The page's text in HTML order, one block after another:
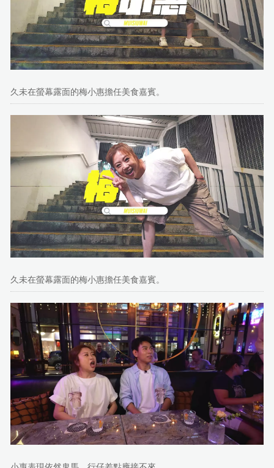
久未在螢幕露面的梅小惠擔任美食嘉賓。
久未在螢幕露面的梅小惠擔任美食嘉賓。